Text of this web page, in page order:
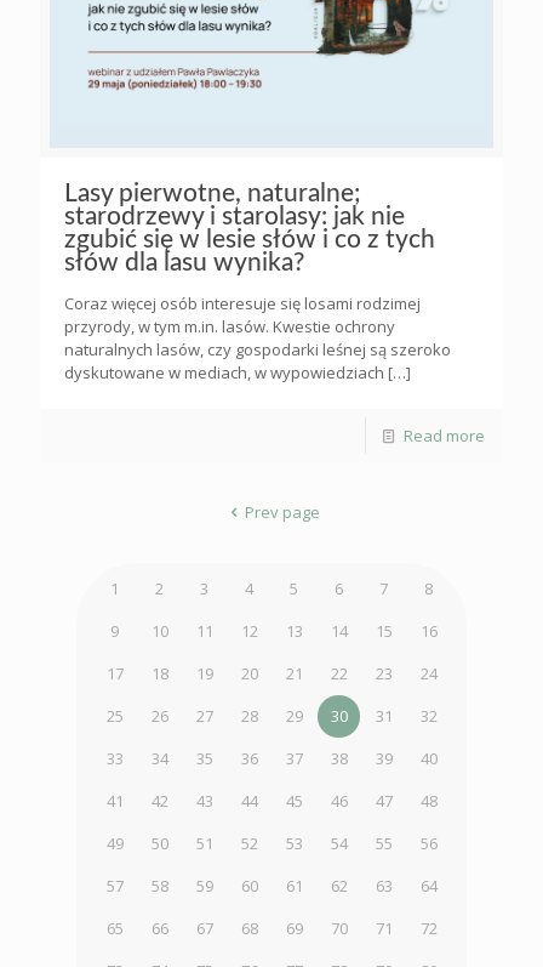
Lasy pierwotne, naturalne;
starodrzewy i starolasy: jak nie
zgubić się w lesie słów i co z tych
słów dla lasu wynika?
Coraz więcej osób interesuje się losami rodzimej
przyrody, w tym m.in. lasów. Kwestie ochrony
naturalnych lasów, czy gospodarki leśnej są szeroko
dyskutowane w mediach, w wypowiedziach […]
Read more
Prev page
1 2 3 4 5 6 7
8
9
10 11 12 13 14 15
16
17
18 19 20 21 22 23
24
25
26 27 28 29 30 31
32
33
34 35 36 37 38 39
40
41
42 43 44 45 46 47
48
49
50 51 52 53 54 55
56
57
58 59 60 61 62 63
64
65
66 67 68 69 70 71
72